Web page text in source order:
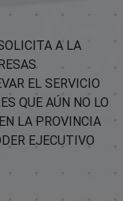
A LA
EL SERVICIO
QUE AÚN NO LO
LA PROVINCIA
EJECUTIVO